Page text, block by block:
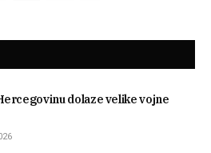
dolaze velike vojne